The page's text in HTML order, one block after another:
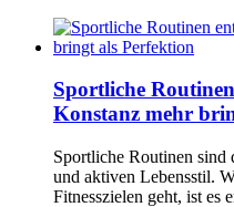
Sportliche
Konstanz mehr
Sportliche Routinen sind
und aktiven Lebensstil.
Fitnesszielen geht, ist es